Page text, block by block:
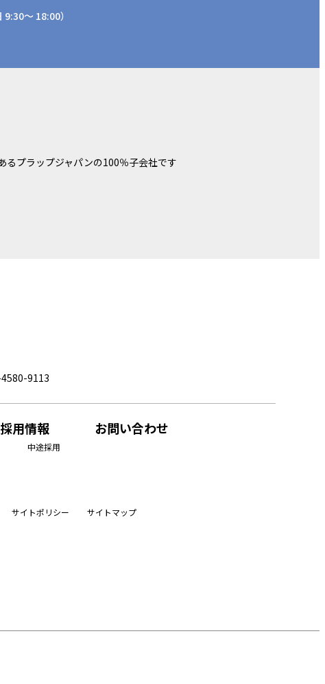
9:30～ 18:00）
るプラップジャパンの100％子会社です
9113
採用情報
中途採用
お問い合わせ
サイトポリシー サイトマップ